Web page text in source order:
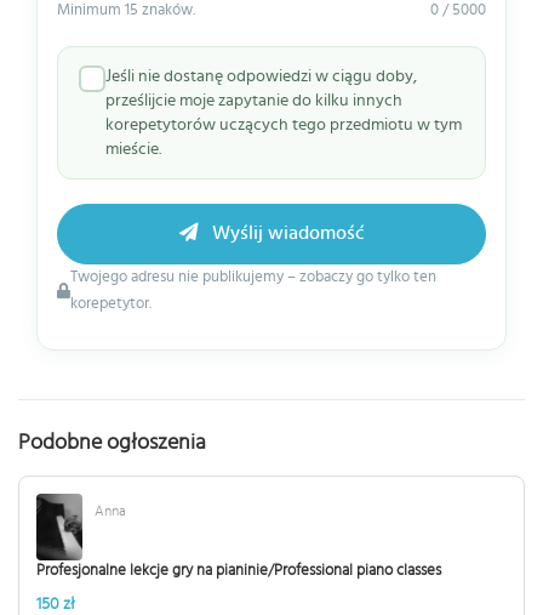
Minimum 15 znaków. 0 / 5000
Jeśli nie dostanę odpowiedzi w ciągu doby,
prześlijcie moje zapytanie do kilku innych
korepetytorów uczących tego przedmiotu w tym
mieście.
Twojego adresu nie publikujemy – zobaczy go tylko ten
korepetytor.
Wyślij wiadomość
Podobne ogłoszenia
Anna
Profesjonalne lekcje gry na pianinie/Professional piano classes
150 zł